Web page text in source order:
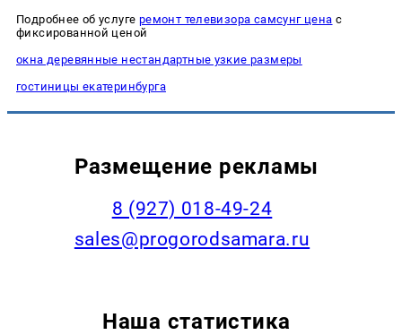
Подробнее об услуге ремонт телевизора самсунг цена с
фиксированной ценой
окна деревянные нестандартные узкие размеры
гостиницы екатеринбурга
Размещение рекламы
8 (927) 018-49-24
sales@progorodsamara.ru
Наша статистика